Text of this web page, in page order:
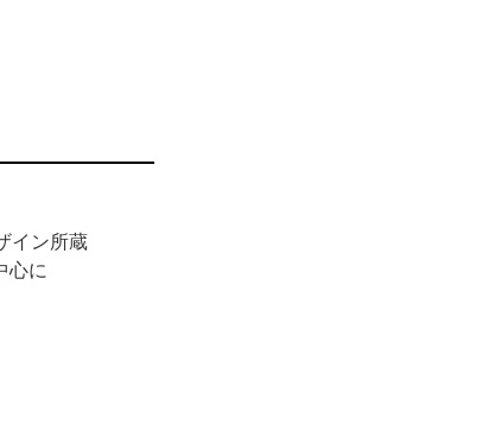
した絵師、作品
しょう。
できる、希少な
イン所蔵
心に